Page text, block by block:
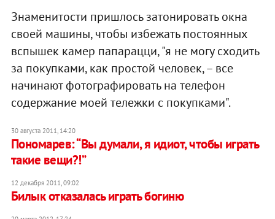
Знаменитости пришлось затонировать окна
своей машины, чтобы избежать постоянных
вспышек камер папарацци, "я не могу сходить
за покупками, как простой человек, – все
начинают фотографировать на телефон
содержание моей тележки с покупками".
30 августа 2011, 14:20
Пономарев: “Вы думали, я идиот, чтобы играть
такие вещи?!”
12 декабря 2011, 09:02
Билык отказалась играть богиню